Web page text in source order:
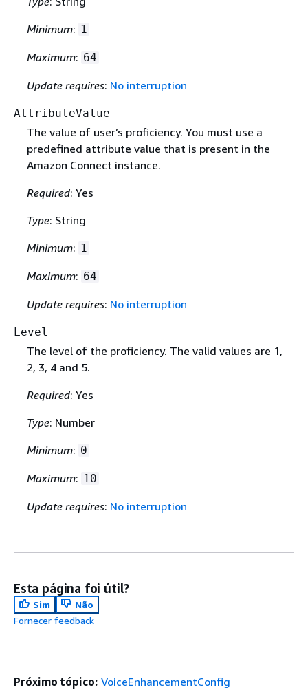
Minimum: 1
Maximum: 64
Update requires: No interruption
AttributeValue
The value of user’s proficiency. You must use a
predefined attribute value that is present in the
Amazon Connect instance.
Required: Yes
Type: String
Minimum: 1
Maximum: 64
Update requires: No interruption
Level
The level of the proficiency. The valid values are 1,
2, 3, 4 and 5.
Required: Yes
Type: Number
Minimum: 0
Maximum: 10
Update requires: No interruption
Esta página foi útil?
Sim
Não
Fornecer feedback
Próximo tópico: VoiceEnhancementConfig